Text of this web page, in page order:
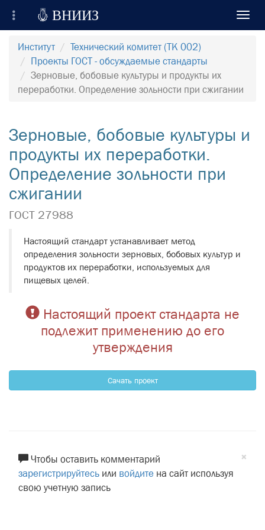
Всероссийский Научно-Исследовательский
Институт Зерна и продуктов его переработки
Регистрация
Отправить сообщение
 ВНИИЗ
Институт
Технический комитет (ТК 002)
Проекты ГОСТ - обсуждаемые стандарты
Зерновые, бобовые культуры и продукты их
переработки. Определение зольности при сжигании
Зерновые, бобовые культуры и
продукты их переработки.
Определение зольности при
сжигании
ГОСТ 27988
Настоящий стандарт устанавливает метод
определения зольности зерновых, бобовых культур и
продуктов их переработки, используемых для
пищевых целей.
Настоящий проект стандарта не
подлежит применению до его
утверждения
Сачать проект
×
Чтобы оставить комментарий
зарегистрируйтесь или войдите на сайт используя
свою учетную запись